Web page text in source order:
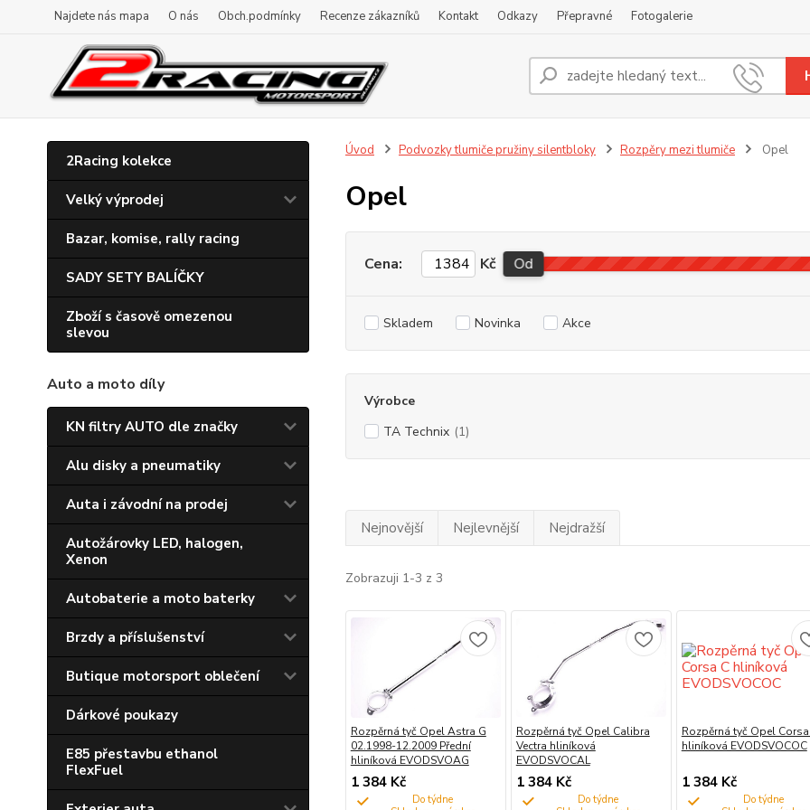
Najdete nás mapa O nás Obch.podmínky Recenze zákazníků Kontakt Odkazy Přepravné Fotogalerie
2Racing kolekce
Velký výprodej
Bazar, komise, rally racing
SADY SETY BALÍČKY
Zboží s časově omezenou
slevou
Auto a moto díly
KN filtry AUTO dle značky
Alu disky a pneumatiky
Auta i závodní na prodej
Autožárovky LED, halogen,
Xenon
Autobaterie a moto baterky
Brzdy a příslušenství
Butique motorsport oblečení
Dárkové poukazy
E85 přestavbu ethanol
FlexFuel
Úvod Podvozky tlumiče pružiny silentbloky Rozpěry mezi tlumiče Opel
Opel
Cena: Kč Od
Skladem Novinka Akce
Výrobce
TA Technix (1)
Nejnovější Nejlevnější Nejdražší
Zobrazuji 1-3 z 3
Rozpěrná tyč Opel Astra G
02.1998-12.2009 Přední
hliníková EVODSVOAG
1 384 Kč
Do týdne
Rozpěrná tyč Opel Calibra
Vectra hliníková
EVODSVOCAL
1 384 Kč
Do týdne
Rozpěrná tyč Opel Corsa
hliníková EVODSVOCOC
1 384 Kč
Do týdne